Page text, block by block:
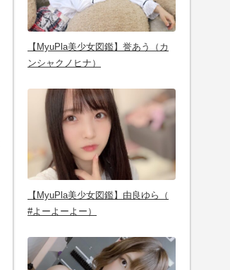
【MyuPla美少女図鑑】誉あう（カ
ンシャクノヒナ）
【MyuPla美少女図鑑】由良ゆら（
#よーよーよー）